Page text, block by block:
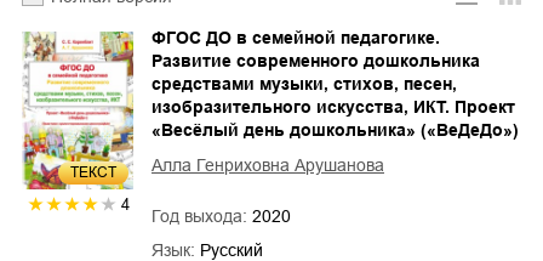
ТЕКСТ
4
ФГОС ДО в семейной педагогике.
Развитие современного дошкольника
средствами музыки, стихов, песен,
изобразительного искусства, ИКТ. Проект
«Весёлый день дошкольника» («ВеДеДо»)
Алла Генриховна Арушанова
Год выхода: 2020
Язык: Русский